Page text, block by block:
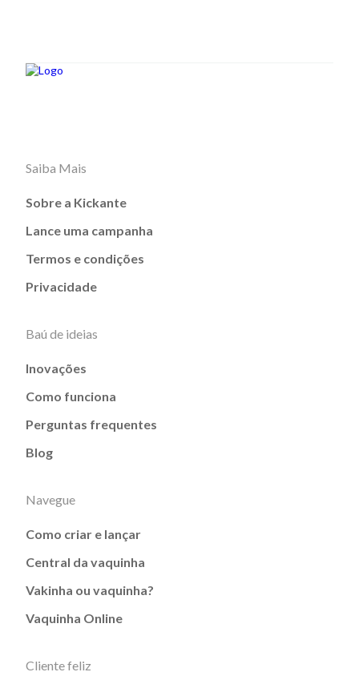
Saiba Mais
Sobre a Kickante
Lance uma campanha
Termos e condições
Privacidade
Baú de ideias
Inovações
Como funciona
Perguntas frequentes
Blog
Navegue
Como criar e lançar
Central da vaquinha
Vakinha ou vaquinha?
Vaquinha Online
Cliente feliz